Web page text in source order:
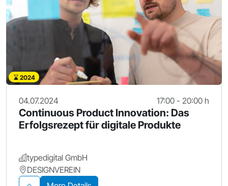
2024
04.07.2024 17:00 - 20:00 h
Continuous Product Innovation: Das
Erfolgsrezept für digitale Produkte
typedigital GmbH
DESIGNVEREIN